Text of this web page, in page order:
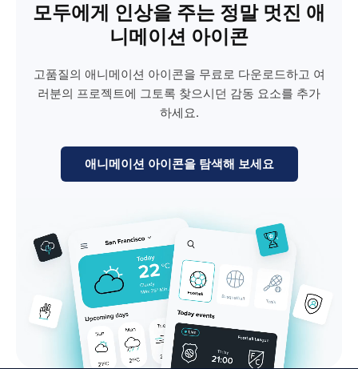
모두에게 인상을 주는 정말 멋진 애
니메이션 아이콘
고품질의 애니메이션 아이콘을 무료로 다운로드하고 여
러분의 프로젝트에 그토록 찾으시던 감동 요소를 추가
하세요.
애니메이션 아이콘을 탐색해 보세요